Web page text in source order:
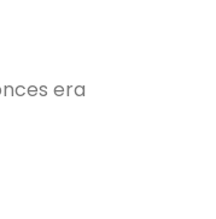
era